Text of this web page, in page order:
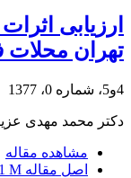
ارزیابی
تهران محلات
4و5، شماره 0، 1377
دکتر محمد مهدی
مشاهده مقاله
اصل مقاله M